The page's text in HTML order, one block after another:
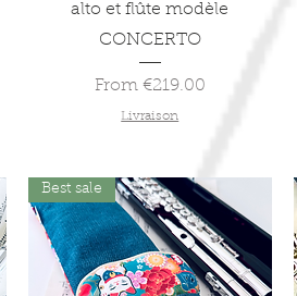
alto et flûte modèle
CONCERTO
From €219.00
Sale Price
Livraison
Best sale